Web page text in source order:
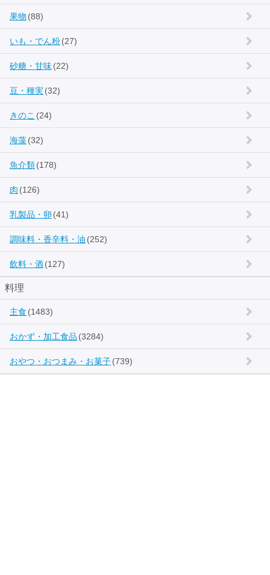
果物 (88)
いも・でん粉(27)
砂糖・甘味(22)
豆・種実(32)
きのこ (24)
海藻(32)
魚介類(178)
肉 (126)
乳製品・卵 (41)
調味料・香辛料・油 (252)
飲料・酒(127)
料理
主食 (1483)
おかず・加工食品 (3284)
おやつ・おつまみ・お菓子(739)